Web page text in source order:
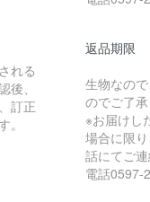
れる
、
訂正
。
返品期限
生物なの
のでご了承
※お届けし
場合に限
話にてご連
電話0597-